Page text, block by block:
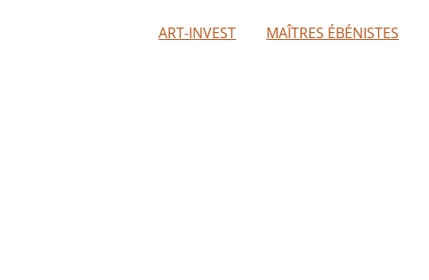
ART-INVEST MAÎTRES ÉBÉNISTES